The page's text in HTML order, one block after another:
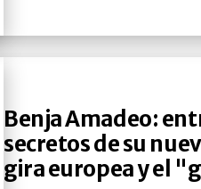
Benja Amadeo:
secretos de su
gira europea y el